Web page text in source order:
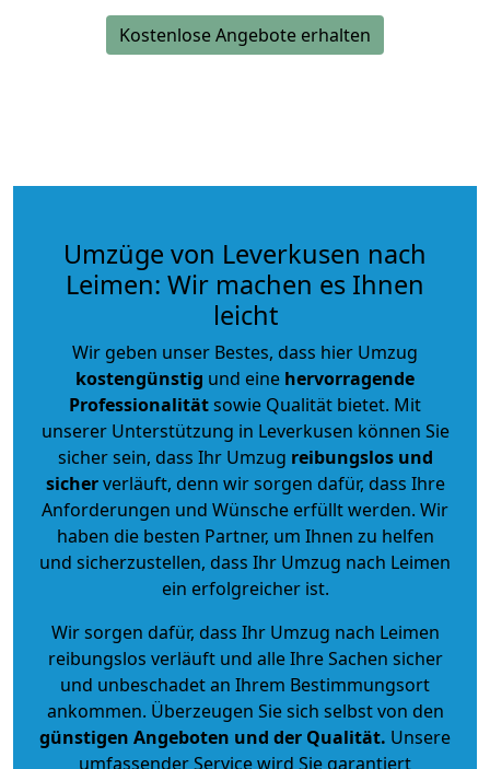
Kostenlose Angebote erhalten
Umzüge von Leverkusen nach
Leimen: Wir machen es Ihnen
leicht
Wir geben unser Bestes, dass hier Umzug
kostengünstig und eine hervorragende
Professionalitätsowie Qualität bietet. Mit
unserer Unterstützung in Leverkusen können Sie
sicher sein, dass Ihr Umzug reibungslos und
sicherverläuft, denn wir sorgen dafür, dass Ihre
Anforderungen und Wünsche erfüllt werden. Wir
haben die besten Partner, um Ihnen zu helfen
und sicherzustellen, dass Ihr Umzug nach Leimen
ein erfolgreicher ist.
Wir sorgen dafür, dass Ihr Umzug nach Leimen
reibungslos verläuft und alle Ihre Sachen sicher
und unbeschadet an Ihrem Bestimmungsort
ankommen. Überzeugen Sie sich selbst von den
günstigen Angeboten und der Qualität. Unsere
umfassender Service wird Sie garantiert